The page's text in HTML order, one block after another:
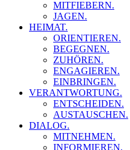
MITFIEBERN.
JAGEN.
HEIMAT.
ORIENTIEREN.
BEGEGNEN.
ZUHÖREN.
ENGAGIEREN.
EINBRINGEN.
VERANTWORTUNG.
ENTSCHEIDEN.
AUSTAUSCHEN.
DIALOG.
MITNEHMEN.
INFORMIEREN.